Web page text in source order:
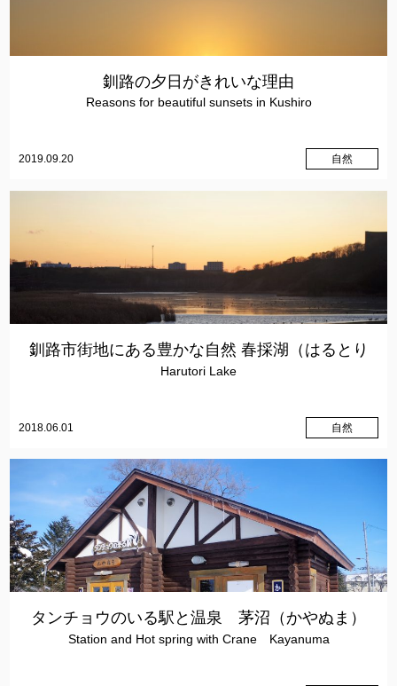
釧路の夕日がきれいな理由
Reasons for beautiful sunsets in Kushiro
2019.09.20 自然
釧路市街地にある豊かな自然 春採湖（はるとり
こ）
Harutori Lake
2018.06.01 自然
タンチョウのいる駅と温泉 茅沼（かやぬま）
Station and Hot spring with Crane Kayanuma